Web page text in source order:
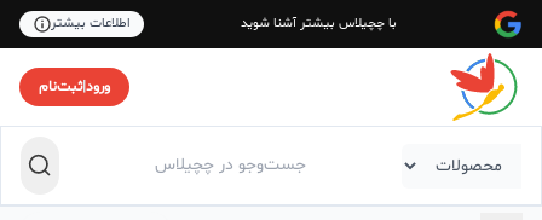
با چچیلاس بیشتر آشنا شوید اطلاعات بیشتر
ورود|ثبت‌نام